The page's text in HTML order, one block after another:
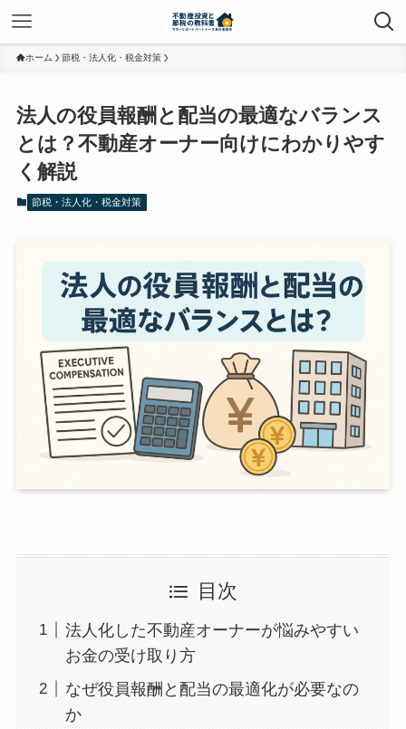
ホーム 節税・法人化・税金対策
法人の役員報酬と配当の最適なバランス
とは？不動産オーナー向けにわかりやす
く解説
節税・法人化・税金対策
目次
法人化した不動産オーナーが悩みやすい
お金の受け取り方
なぜ役員報酬と配当の最適化が必要なの
か